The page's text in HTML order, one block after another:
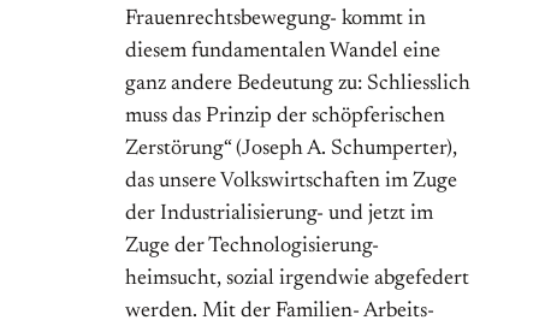
Frauenrechtsbewegung- kommt in
diesem fundamentalen Wandel eine
ganz andere Bedeutung zu: Schliesslich
muss das Prinzip der schöpferischen
Zerstörung“ (Joseph A. Schumperter),
das unsere Volkswirtschaften im Zuge
der Industrialisierung- und jetzt im
Zuge der Technologisierung-
heimsucht, sozial irgendwie abgefedert
werden. Mit der Familien- Arbeits-